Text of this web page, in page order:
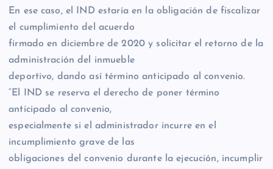
En ese caso, el IND estaría en la obligación de fiscalizar
el cumplimiento del acuerdo
firmado en diciembre de 2020 y solicitar el retorno de la
administración del inmueble
deportivo, dando así término anticipado al convenio.
“El IND se reserva el derecho de poner término
anticipado al convenio,
especialmente si el administrador incurre en el
incumplimiento grave de las
obligaciones del convenio durante la ejecución, incumplir